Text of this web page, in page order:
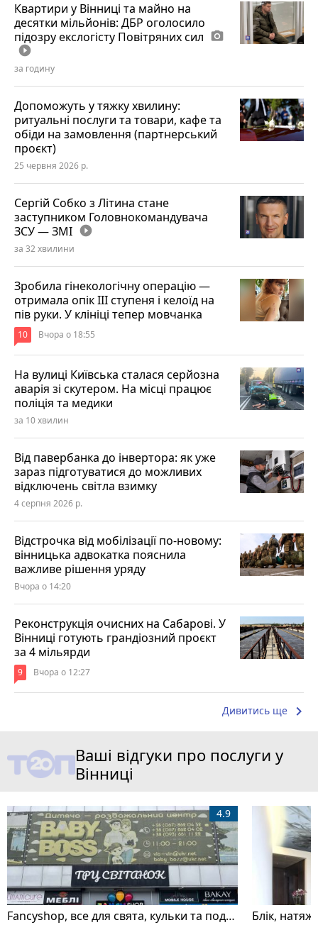
Квартири у Вінниці та майно на
десятки мільйонів: ДБР оголосило
підозру екслогісту Повітряних сил photo_camera
play_circle_filled
за годину
Допоможуть у тяжку хвилину:
ритуальні послуги та товари, кафе та
обіди на замовлення (партнерський
проєкт)
25 червня 2026 р.
Сергій Собко з Літина стане
заступником Головнокомандувача
ЗСУ — ЗМІ play_circle_filled
за 32 хвилини
Зробила гінекологічну операцію —
отримала опік ІІІ ступеня і келоїд на
пів руки. У клініці тепер мовчанка
10 Вчора о 18:55
На вулиці Київська сталася серйозна
аварія зі скутером. На місці працює
поліція та медики
за 10 хвилин
Від павербанка до інвертора: як уже
зараз підготуватися до можливих
відключень світла взимку
4 серпня 2026 р.
Відстрочка від мобілізації по-новому:
вінницька адвокатка пояснила
важливе рішення уряду
Вчора о 14:20
Реконструкція очисних на Сабарові. У
Вінниці готують грандіозний проєкт
за 4 мільярди
9 Вчора о 12:27
Дивитись ще keyboard_arrow_right
Ваші відгуки про послуги у
Вінниці
Fancyshop, все для свята, кульки та подарунки
4.9
Блік,